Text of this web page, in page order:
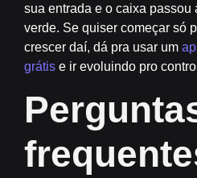
sua entrada e o caixa passou
verde. Se quiser começar só
crescer daí, dá pra usar um
grátis e ir evoluindo pro